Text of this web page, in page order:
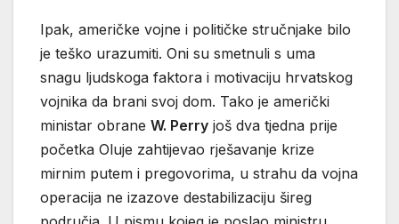
Ipak, američke vojne i političke stručnjake bilo
je teško urazumiti. Oni su smetnuli s uma
snagu ljudskoga faktora i motivaciju hrvatskog
vojnika da brani svoj dom. Tako je američki
ministar obrane W. Perry još dva tjedna prije
početka Oluje zahtijevao rješavanje krize
mirnim putem i pregovorima, u strahu da vojna
operacija ne izazove destabilizaciju šireg